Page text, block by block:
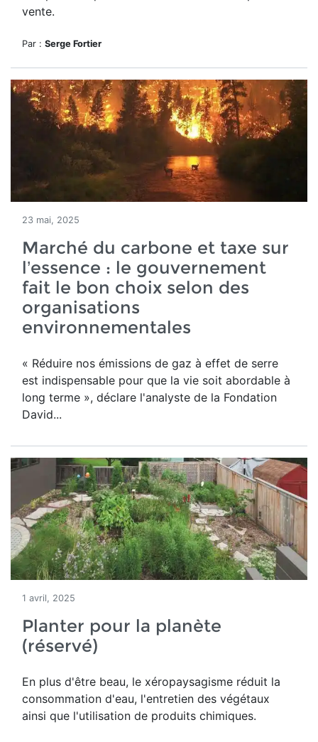
vente.
Par : Serge Fortier
23 mai, 2025
Marché du carbone et taxe sur
l’essence : le gouvernement
fait le bon choix selon des
organisations
environnementales
« Réduire nos émissions de gaz à effet de serre
est indispensable pour que la vie soit abordable à
long terme », déclare l'analyste de la Fondation
David...
1 avril, 2025
Planter pour la planète
(réservé)
En plus d'être beau, le xéropaysagisme réduit la
consommation d'eau, l'entretien des végétaux
ainsi que l'utilisation de produits chimiques.